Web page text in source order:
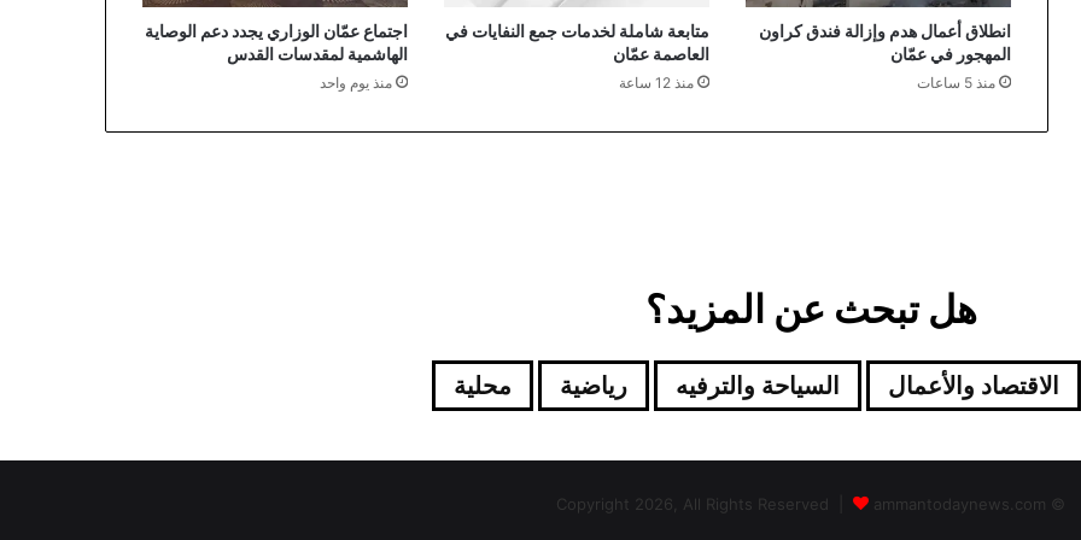
انطلاق أعمال هدم وإزالة فندق كراون
المهجور في عمّان
منذ 5 ساعات
متابعة شاملة لخدمات جمع النفايات في
العاصمة عمّان
منذ 12 ساعة
اجتماع عمّان الوزاري يجدد دعم الوصاية
الهاشمية لمقدسات القدس
منذ يوم واحد
هل تبحث عن المزيد؟
الاقتصاد والأعمال السياحة والترفيه رياضية محلية
© Copyright 2026, All Rights Reserved |
ammantodaynews.com